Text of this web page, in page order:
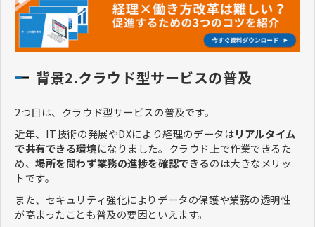
背景2.クラウド型サービスの普及
2つ目は、クラウド型サービスの普及です。
近年、IT技術の発展やDXにより経理のデータはリアルタイム
で共有できる環境になりました。クラウド上で作業できるた
め、場所を問わず業務の進捗を確認できるのは大きなメリッ
トです。
また、セキュリティ強化によりデータの保護や業務の透明性
が高まったことも普及の要因といえます。